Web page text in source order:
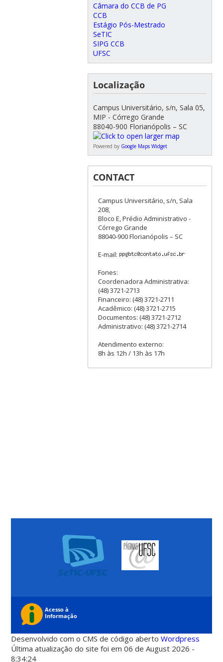
Câmara do CCB de PG
CCB
Estágio Pós-Mestrado
SeTIC
SIPG CCB
UFSC
Localização
Campus Universitário, s/n, Sala 05,
MIP - Córrego Grande
88040-900 Florianópolis – SC
Powered by Google Maps Widget
CONTACT
Campus Universitário, s/n, Sala
208,
Bloco E, Prédio Administrativo -
Córrego Grande
88040-900 Florianópolis – SC
E-mail:
Fones:
Coordenadora Administrativa:
(48) 3721-2713
Financeiro: (48) 3721-2711
Acadêmico: (48) 3721-2715
Documentos: (48) 3721-2712
Administrativo: (48) 3721-2714
Atendimento externo:
8h às 12h / 13h às 17h
Desenvolvido com o CMS de código abertoWordpress
Última atualização do site foi em 06 de August 2026 -
8:34:24